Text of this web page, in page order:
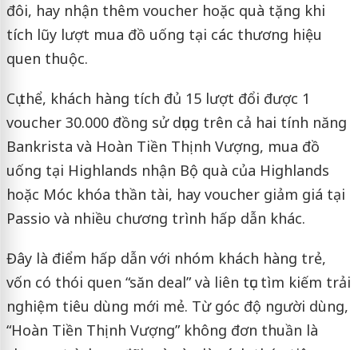
đôi, hay nhận thêm voucher hoặc quà tặng khi
tích lũy lượt mua đồ uống tại các thương hiệu
quen thuộc.
Cụ thể, khách hàng tích đủ 15 lượt đổi được 1
voucher 30.000 đồng sử dụng trên cả hai tính năng
Bankrista và Hoàn Tiền Thịnh Vượng, mua đồ
uống tại Highlands nhận Bộ quà của Highlands
hoặc Móc khóa thần tài, hay voucher giảm giá tại
Passio và nhiều chương trình hấp dẫn khác.
Đây là điểm hấp dẫn với nhóm khách hàng trẻ,
vốn có thói quen “săn deal” và liên tục tìm kiếm trải
nghiệm tiêu dùng mới mẻ. Từ góc độ người dùng,
“Hoàn Tiền Thịnh Vượng” không đơn thuần là